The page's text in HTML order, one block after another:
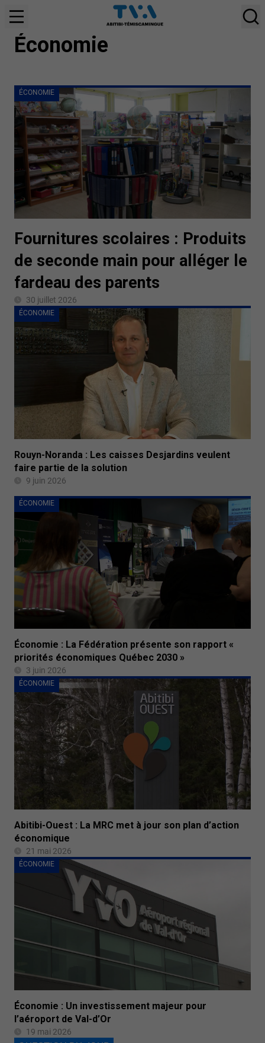
Économie
ÉCONOMIE
Fournitures scolaires : Produits
de seconde main pour alléger le
fardeau des parents
30 juillet 2026
ÉCONOMIE
Rouyn-Noranda : Les caisses Desjardins veulent
faire partie de la solution
9 juin 2026
ÉCONOMIE
Économie : La Fédération présente son rapport «
priorités économiques Québec 2030 »
3 juin 2026
ÉCONOMIE
Abitibi-Ouest : La MRC met à jour son plan d’action
économique
21 mai 2026
ÉCONOMIE
Économie : Un investissement majeur pour
l’aéroport de Val-d’Or
19 mai 2026